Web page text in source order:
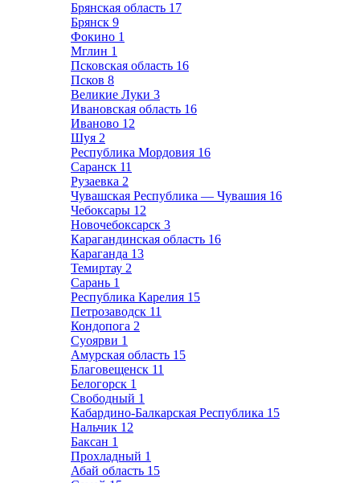
Брянская область 17
Брянск 9
Фокино 1
Мглин 1
Псковская область 16
Псков 8
Великие Луки 3
Ивановская область 16
Иваново 12
Шуя 2
Республика Мордовия 16
Саранск 11
Рузаевка 2
Чувашская Республика — Чувашия 16
Чебоксары 12
Новочебоксарск 3
Карагандинская область 16
Караганда 13
Темиртау 2
Сарань 1
Республика Карелия 15
Петрозаводск 11
Кондопога 2
Суоярви 1
Амурская область 15
Благовещенск 11
Белогорск 1
Свободный 1
Кабардино-Балкарская Республика 15
Нальчик 12
Баксан 1
Прохладный 1
Абай область 15